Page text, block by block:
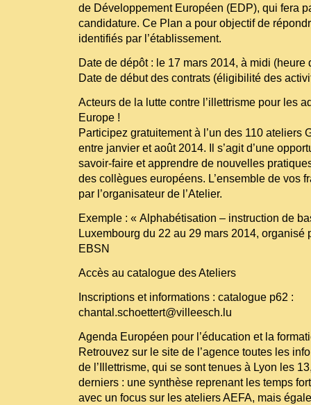
de Développement Européen (EDP), qui fera
candidature. Ce Plan a pour objectif de
identifiés par l’établissement.
Date de dépôt : le 17 mars 2014, à midi (heure
Date de début des contrats (éligibilité des
Acteurs de la lutte contre l’illettrisme pour les
Europe !
Participez gratuitement à l’un des 110 ateliers
entre janvier et août 2014. Il s’agit d’une
savoir-faire et apprendre de nouvelles
des collègues européens. L’ensemble de vos
par l’organisateur de l’Atelier.
Exemple : « Alphabétisation – instruction de
Luxembourg du 22 au 29 mars 2014, organisé
EBSN
Accès au catalogue des Ateliers
Inscriptions et informations : catalogue p62 :
chantal.schoettert@villeesch.lu
Agenda Européen pour l’éducation et la
Retrouvez sur le site de l’agence toutes les
de l’Illettrisme, qui se sont tenues à Lyon les
derniers : une synthèse reprenant les temps
avec un focus sur les ateliers AEFA, mais